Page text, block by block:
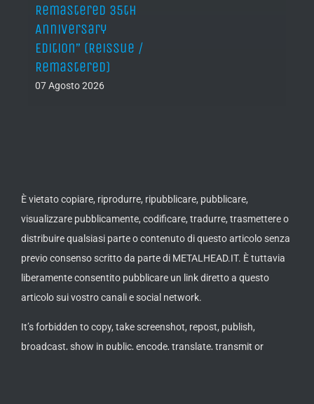
Remastered 35th
Anniversary
Edition” (Reissue /
Remastered)
07 Agosto 2026
È vietato copiare, riprodurre, ripubblicare, pubblicare,
visualizzare pubblicamente, codificare, tradurre, trasmettere o
distribuire qualsiasi parte o contenuto di questo articolo senza
previo consenso scritto da parte di METALHEAD.IT. È tuttavia
liberamente consentito pubblicare un link diretto a questo
articolo sui vostro canali e social network.
It’s forbidden to copy, take screenshot, repost, publish,
broadcast, show in public, encode, translate, transmit or